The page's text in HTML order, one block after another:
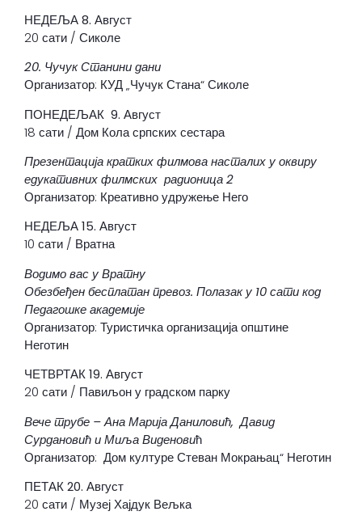
НЕДЕЉА 8. Август
20 сати / Сиколе
20. Чучук Станини дани
Организатор: КУД „Чучук Стана“ Сиколе
ПОНЕДЕЉАК 9. Август
18 сати / Дом Кола српских сестара
Презентација кратких филмова насталих у оквиру
едукативних филмских радионица 2
Организатор: Креативно удружење Него
НЕДЕЉА 15. Август
10 сати / Вратна
Водимо вас у Вратну
Обезбеђен бесплатан превоз. Полазак у 10 сати код
Педагошке академије
Организатор: Туристичка организација општине
Неготин
ЧЕТВРТАК 19. Август
20 сати / Павиљон у градском парку
Вече трубе – Ана Марија Даниловић, Давид
Сурдановић и Миља Виденовић
Организатор: Дом културе Стеван Мокрањац“ Неготин
ПЕТАК 20. Август
20 сати / Музеј Хајдук Вељка